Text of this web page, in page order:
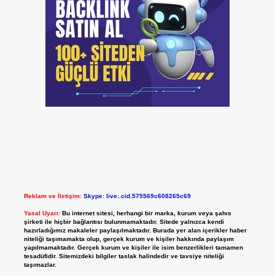
Reklam ve İletişim: Skype: live:.cid.575569c608265c69
Yasal Uyarı: Bu internet sitesi, herhangi bir marka, kurum veya şahıs
şirketi ile hiçbir bağlantısı bulunmamaktadır. Sitede yalnızca kendi
hazırladığımız makaleler paylaşılmaktadır. Burada yer alan içerikler haber
niteliği taşımamakta olup, gerçek kurum ve kişiler hakkında paylaşım
yapılmamaktadır. Gerçek kurum ve kişiler ile isim benzerlikleri tamamen
tesadüfidir. Sitemizdeki bilgiler taslak halindedir ve tavsiye niteliği
taşımazlar.